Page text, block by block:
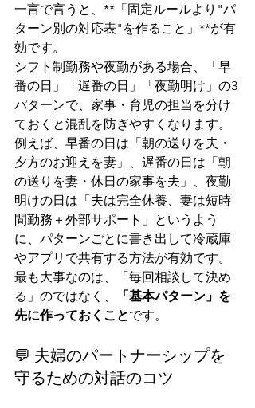
一言で言うと、**「固定ルールより"パ
ターン別の対応表"を作ること」**が有
効です。
シフト制勤務や夜勤がある場合、「早
番の日」「遅番の日」「夜勤明け」の3
パターンで、家事・育児の担当を分け
ておくと混乱を防ぎやすくなります。
例えば、早番の日は「朝の送りを夫・
夕方のお迎えを妻」、遅番の日は「朝
の送りを妻・休日の家事を夫」、夜勤
明けの日は「夫は完全休養、妻は短時
間勤務＋外部サポート」というよう
に、パターンごとに書き出して冷蔵庫
やアプリで共有する方法が有効です。
最も大事なのは、「毎回相談して決め
る」のではなく、
「基本パターン」を
先に作っておくことです。
💬 夫婦のパートナーシップを
守るための対話のコツ